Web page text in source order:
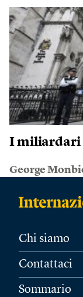
I miliardari
George
Chi siamo
Contattaci
Sommario